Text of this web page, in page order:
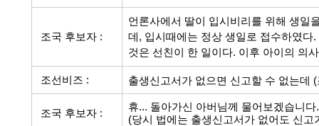
조국 후보자 :
언론사에서 딸이 입시비리를 위해 생일
데, 입시때에는 정상 생일로 접수하였다
것은 선친이 한 일이다. 이후 아이의 의
조선비즈 : 출생신고서가 없으면 신고할 수 없는데
조국 후보자 :
휴... 돌아가신 아버님께 물어보겠습니다.
(당시 법에는 출생신고서가 없어도 신